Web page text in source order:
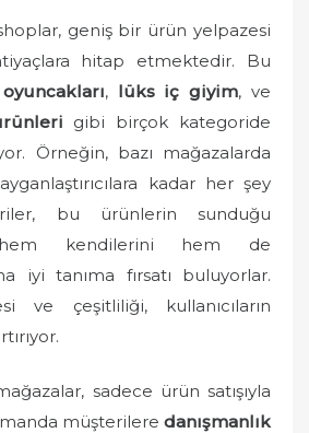
geniş bir ürün yelpazesi
hitap etmektedir. Bu
, lüks iç giyim, ve
gibi birçok kategoride
Örneğin, bazı mağazalarda
kadar her şey
bu ürünlerin sunduğu
hem kendilerini hem de
iyi tanıma fırsatı buluyorlar.
ve çeşitliliği, kullanıcıların
sadece ürün satışıyla
müşterilere danışmanlık